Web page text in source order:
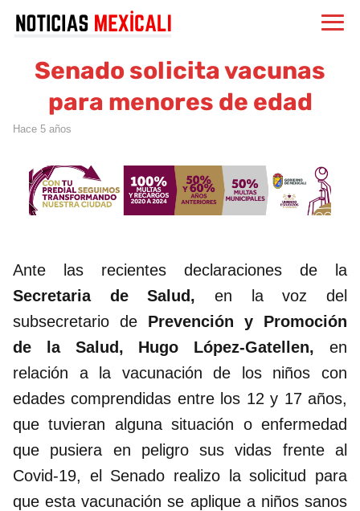
Senado solicita vacunas
para menores de edad
hace 5 años
Ante las recientes declaraciones de la
Secretaria de Salud, en la voz del
subsecretario de Prevención y Promoción
de la Salud, Hugo López-Gatellen, en
relación a la vacunación de los niños con
edades comprendidas entre los 12 y 17 años,
que tuvieran alguna situación o enfermedad
que pusiera en peligro sus vidas frente al
Covid-19, el Senado realizo la solicitud para
que esta vacunación se aplique a niños sanos